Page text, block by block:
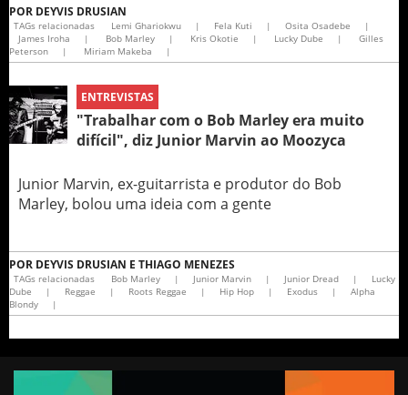
POR DEYVIS DRUSIAN
TAGs relacionadas Lemi Ghariokwu | Fela Kuti | Osita Osadebe
|
James Iroha
| Bob Marley | Kris Okotie | Lucky Dube |
Gilles
Peterson
| Miriam Makeba |
ENTREVISTAS
"Trabalhar com o Bob Marley era muito
difícil", diz Junior Marvin ao Moozyca
Junior Marvin, ex-guitarrista e produtor do Bob
Marley, bolou uma ideia com a gente
POR DEYVIS DRUSIAN E THIAGO MENEZES
TAGs relacionadas Bob Marley | Junior Marvin | Junior Dread |
Lucky
Dube
| Reggae | Roots Reggae | Hip Hop | Exodus |
Alpha
Blondy
|